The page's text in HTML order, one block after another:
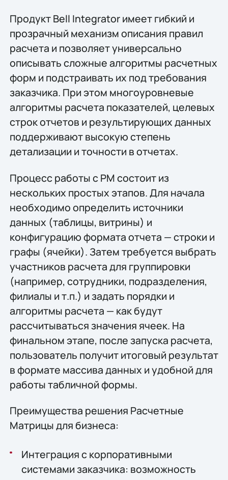
Продукт Bell Integrator имеет гибкий и
прозрачный механизм описания правил
расчета и позволяет универсально
описывать сложные алгоритмы расчетных
форм и подстраивать их под требования
заказчика. При этом многоуровневые
алгоритмы расчета показателей, целевых
строк отчетов и результирующих данных
поддерживают высокую степень
детализации и точности в отчетах.
Процесс работы с РМ состоит из
нескольких простых этапов. Для начала
необходимо определить источники
данных (таблицы, витрины) и
конфигурацию формата отчета — строки и
графы (ячейки). Затем требуется выбрать
участников расчета для группировки
(например, сотрудники, подразделения,
филиалы и т.п.) и задать порядки и
алгоритмы расчета — как будут
рассчитываться значения ячеек. На
финальном этапе, после запуска расчета,
пользователь получит итоговый результат
в формате массива данных и удобной для
работы табличной формы.
Преимущества решения Расчетные
Матрицы для бизнеса:
Интеграция с корпоративными
системами заказчика: возможность